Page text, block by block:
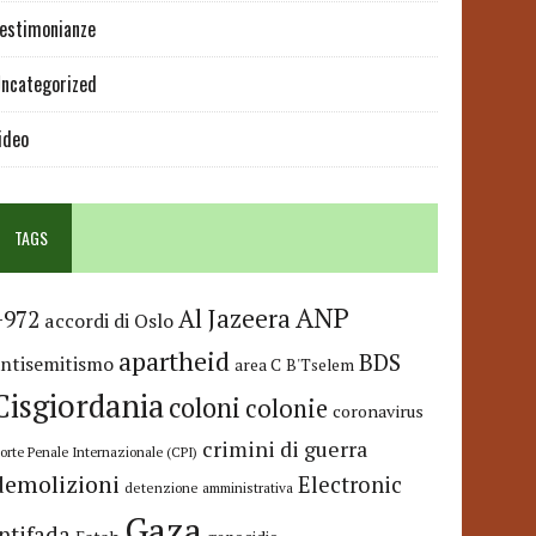
TAGS
accordi di OsloAl JazeeraANP
apartheid area C B'Tselem BDS
coloni colonie coronavirus
Penale Internazionale (CPI) crimini di guerra
detenzione amministrativa Electronic